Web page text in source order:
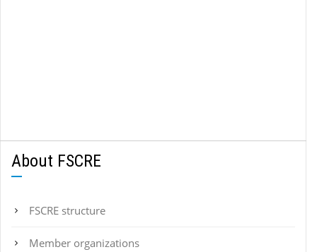
About FSCRE
FSCRE structure
Member organizations